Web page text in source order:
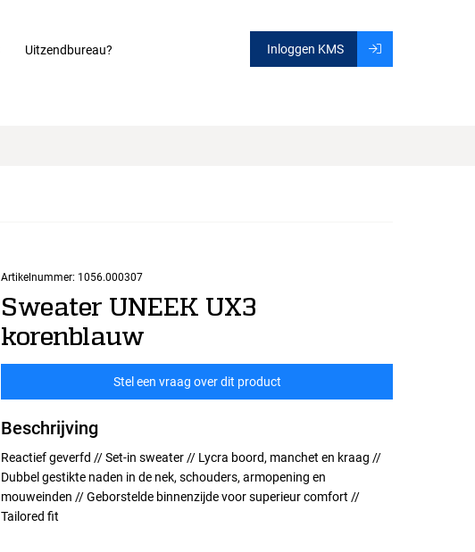
Uitzendbureau? Inloggen KMS
Artikelnummer: 1056.000307
Sweater UNEEK UX3
korenblauw
Stel een vraag over dit product
Beschrijving
Reactief geverfd // Set-in sweater // Lycra boord, manchet en kraag //
Dubbel gestikte naden in de nek, schouders, armopening en
mouweinden // Geborstelde binnenzijde voor superieur comfort //
Tailored fit